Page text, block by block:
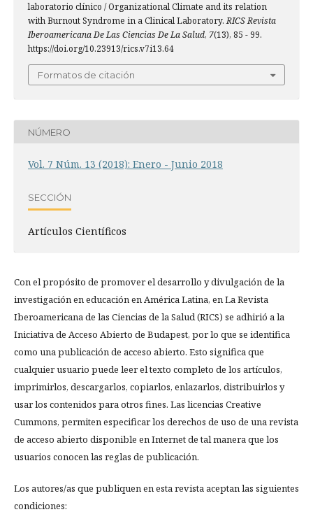
laboratorio clínico / Organizational Climate and its relation
with Burnout Syndrome in a Clinical Laboratory.RICS Revista
Iberoamericana De Las Ciencias De La Salud, 7(13), 85 - 99.
https://doi.org/10.23913/rics.v7i13.64
Formatos de citación
NÚMERO
Vol. 7 Núm. 13 (2018): Enero - Junio 2018
SECCIÓN
Artículos Científicos
Con el propósito de promover el desarrollo y divulgación de la
investigación en educación en América Latina, en La Revista
Iberoamericana de las Ciencias de la Salud (RICS) se adhirió a la
Iniciativa de Acceso Abierto de Budapest, por lo que se identifica
como una publicación de acceso abierto. Esto significa que
cualquier usuario puede leer el texto completo de los artículos,
imprimirlos, descargarlos, copiarlos, enlazarlos, distribuirlos y
usar los contenidos para otros fines. Las licencias Creative
Cummons, permiten especificar los derechos de uso de una revista
de acceso abierto disponible en Internet de tal manera que los
usuarios conocen las reglas de publicación.
Los autores/as que publiquen en esta revista aceptan las siguientes
condiciones: